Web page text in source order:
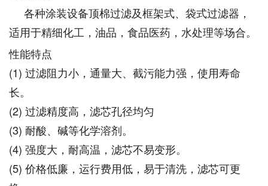
各种涂装设备顶棉过滤及框架式、袋式过滤器，
适用于精细化工，油品，食品医药，水处理等场合。
性能特点
(1) 过滤阻力小，通量大、截污能力强，使用寿命
长。
(2) 过滤精度高，滤芯孔径均匀
(3) 耐酸、碱等化学溶剂。
(4) 强度大，耐高温，滤芯不易变形。
(5) 价格低廉，运行费用低，易于清洗，滤芯可更